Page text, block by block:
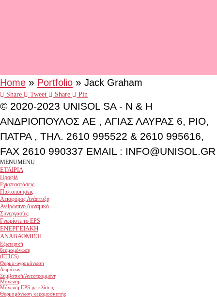
Home » Portfolio » Jack Graham
Share Tweet Share Pin
© 2020-2023 UNISOL SA - N & H
ΑΝΔΡΙΟΠΟΥΛΟΣ AE , ΑΓΙΑΣ ΛΑΥΡΑΣ 6, ΡΙΟ,
ΠΑΤΡΑ , ΤΗΛ. 2610 995522 & 2610 995616,
FAX 2610 990337 EMAIL : INFO@UNISOL.GR
Close
Menu
MENUMENU
ΕΤΑΙΡΙΑ
Προφίλ
Εγκαταστάσεις
Πιστοποιησεις
Αειοφόρος Ανάπτυξη
Ανθρώπινο Δυναμικό
Συνεργασίες
Γνωρίστε το EPS
ΕΝΕΡΓΕΙΑΚΗ
ΑΝΑΒΑΘΜΙΣΗ
Εξωτερική
θερμομόνωση
(ETICS)
Θερμο-υγρομόνωση
Δωμάτων
Συμβατική/Ανεστραμμένη
Μόνωση
Μόνωση EPS με κλίσεις
Θερμομόνωση κεραμοσκεπής